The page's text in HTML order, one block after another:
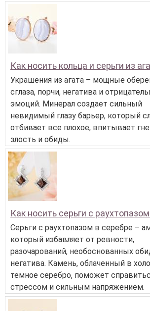
Как носить кольца и серьги из
Украшения из агата – мощные
сглаза, порчи, негатива и
эмоций. Минерал создает сильный
невидимый глазу барьер, который
отбивает все плохое, впитывает
злость и обиды.
Как носить серьги с
Серьги с раухтопазом в серебре –
который избавляет от ревности,
разочарований, необоснованных
негатива. Камень, облаченный в
темное серебро, поможет
стрессом и сильным напряжением.